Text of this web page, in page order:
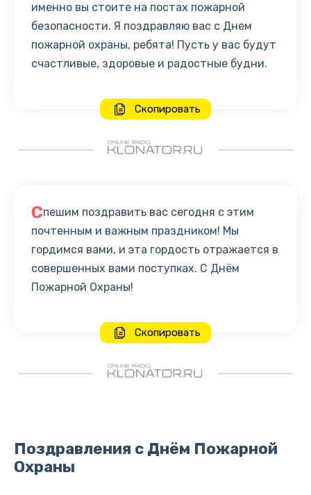
именно вы стоите на постах пожарной
безопасности. Я поздравляю вас с Днем
пожарной охраны, ребята! Пусть у вас будут
счастливые, здоровые и радостные будни.
Скопировать
Спешим поздравить вас сегодня с этим
почтенным и важным праздником! Мы
гордимся вами, и эта гордость отражается в
совершенных вами поступках. С Днём
Пожарной Охраны!
Скопировать
Поздравления с Днём Пожарной
Охраны